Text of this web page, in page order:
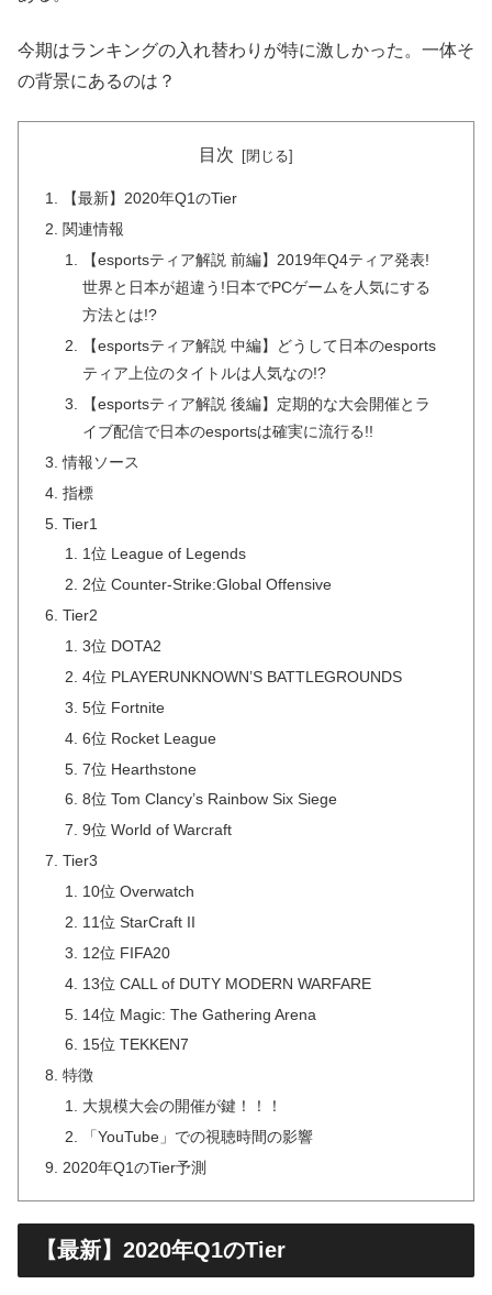
今期はランキングの入れ替わりが特に激しかった。一体そ
の背景にあるのは？
目次
【最新】2020年Q1のTier
関連情報
【esportsティア解説 前編】2019年Q4ティア発表!
世界と日本が超違う!日本でPCゲームを人気にする
方法とは!?
【esportsティア解説 中編】どうして日本のesports
ティア上位のタイトルは人気なの!?
【esportsティア解説 後編】定期的な大会開催とラ
イブ配信で日本のesportsは確実に流行る!!
情報ソース
指標
Tier1
1位 League of Legends
2位 Counter-Strike:Global Offensive
Tier2
3位 DOTA2
4位 PLAYERUNKNOWN’S BATTLEGROUNDS
5位 Fortnite
6位 Rocket League
7位 Hearthstone
8位 Tom Clancy’s Rainbow Six Siege
9位 World of Warcraft
Tier3
10位 Overwatch
11位 StarCraft II
12位 FIFA20
13位 CALL of DUTY MODERN WARFARE
14位 Magic: The Gathering Arena
15位 TEKKEN7
特徴
大規模大会の開催が鍵！！！
「YouTube」での視聴時間の影響
2020年Q1のTier予測
【最新】2020年Q1のTier